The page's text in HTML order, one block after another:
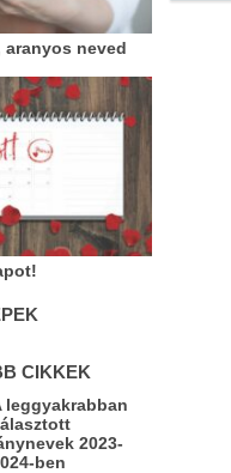
aranyos neved
CIKKEK
leggyakrabban
2023-
ben